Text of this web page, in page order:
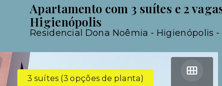
Apartamento com 3 suítes e 2
Higienópolis
Residencial Dona Noêmia - Higienópolis -
3 suítes (3 opções de planta)